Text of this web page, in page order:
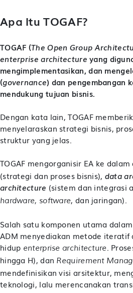
Apa Itu TOGAF?
TOGAF (The Open Group
enterprise architecture yang
mengimplementasikan, dan
(governance) dan pengembangan
mendukung tujuan bisnis.
Dengan kata lain, TOGAF
menyelaraskan strategi bisnis,
struktur yang jelas.
TOGAF mengorganisir EA ke
(strategi dan proses bisnis), data
architecture (sistem dan integrasi
hardware, software, dan jaringan).
Salah satu komponen utama
ADM menyediakan metode iteratif
hidup enterprise architecture.
hingga H), dan Requirement
mendefinisikan visi arsitektur,
teknologi, lalu merencanakan